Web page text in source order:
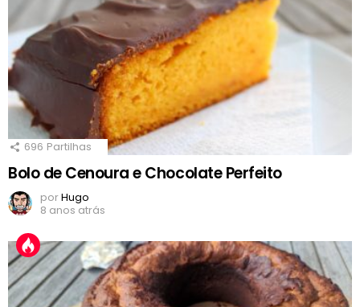
696 Partilhas
Bolo de Cenoura e Chocolate Perfeito
porHugo
8 anos atrás